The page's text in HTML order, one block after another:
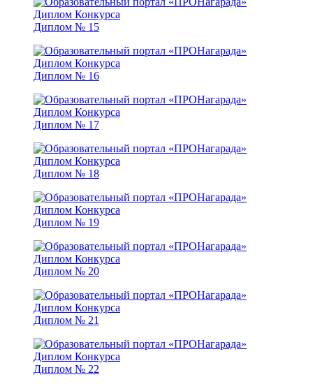
Диплом № 15
Диплом № 16
Диплом № 17
Диплом № 18
Диплом № 19
Диплом № 20
Диплом № 21
Диплом № 22